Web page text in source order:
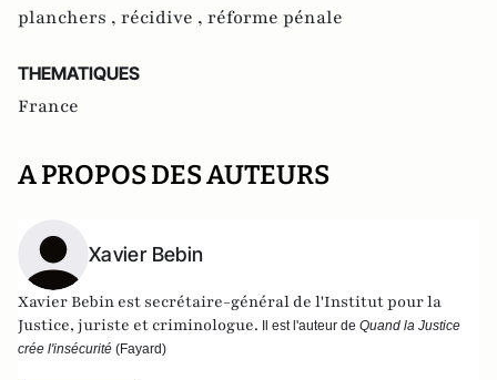
planchers , récidive , réforme pénale
THEMATIQUES
France
A PROPOS DES AUTEURS
Xavier Bebin
Xavier Bebin est secrétaire-général de l'Institut pour la
Justice, juriste et criminologue. Il est l'auteur de Quand la Justice
crée l'insécurité (Fayard)